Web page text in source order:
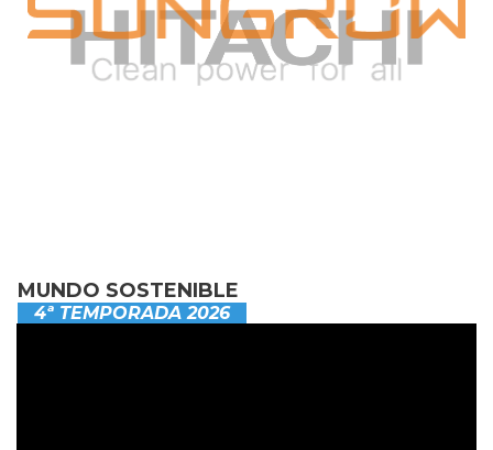
MUNDO SOSTENIBLE
4ª TEMPORADA 2026